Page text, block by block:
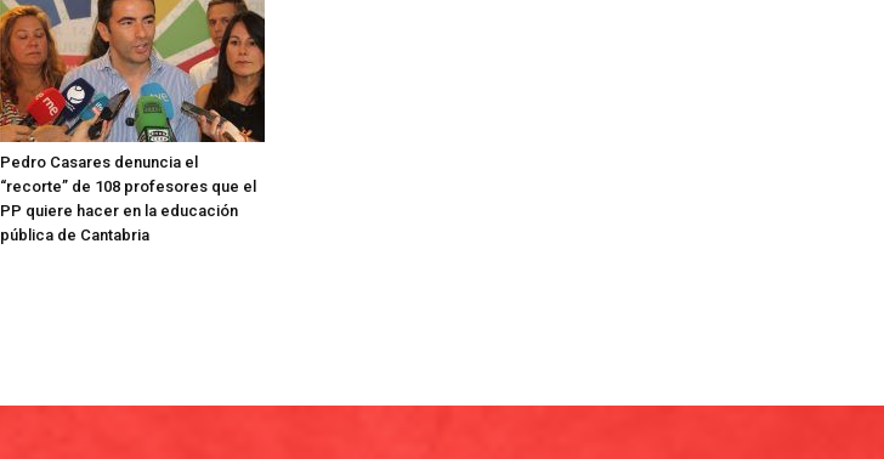
Pedro Casares denuncia el
“recorte” de 108 profesores que el
PP quiere hacer en la educación
pública de Cantabria